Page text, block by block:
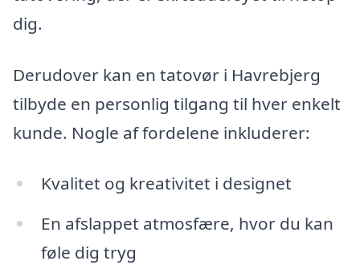
dig.
Derudover kan en tatovør i Havrebjerg
tilbyde en personlig tilgang til hver enkelt
kunde. Nogle af fordelene inkluderer:
Kvalitet og kreativitet i designet
En afslappet atmosfære, hvor du kan
føle dig tryg